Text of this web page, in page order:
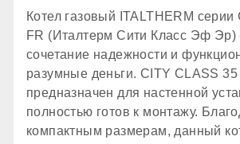
1 шт.
КПД
Котел газовый ITALTHERM серии
FR (Италтерм Сити Класс Эф Эр)
сочетание надежности и
разумные деньги. CITY CLASS 35
предназначен для настенной
полностью готов к монтажу.
компактным размерам, данный